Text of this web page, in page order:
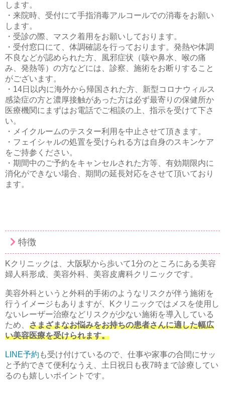
します。
・来院時、受付にて手指消毒アルコールでの消毒をお願い
します。
・受診の際、マスク着用をお願いしております。
・受付窓口にて、体調確認を行っております。発熱や体調
不良などが認められた方、風邪症状（咳や鼻水、喉の痛
み、発熱等）の方などには、診察、施術をお断りすること
がございます。
・14日以内に海外から帰国された方、新型コロナウィルス
感染症の方と濃厚接触があった方は必ず最寄りの保健所か
医療機関にまずはお電話でご相談の上、指示を受けて下さ
い。
・メイクルームのテスター利用を中止させて頂きます。
・フェイシャルの処置を受けられる方は自身のスキンケア
をご持参ください。
・期間中のご予約をキャンセルされた方等、有効期限内に
消化ができない場合、期間の延長対応をさせて頂いており
ます。
特徴
Kクリニックは、大阪駅から歩いて1分のところにある美容
婦人科形成、美容外科、美容皮膚科クリニックです。
美容外科というと外科的手術のようなリスクが伴う施術を
行うイメージもありますが、Kクリニックではメスを使用し
ないレーザー治療などリスクが少ない施術を導入している
ため、 さまざまなお悩みをお持ちの患者さんに適した幅広
い美容医療を受けられます。
LINE予約 も受け付けているので、仕事や家事の合間にサッ
と予約できて便利なうえ、土日祝日も夜7時まで診療してい
るのも嬉しいポイントです。